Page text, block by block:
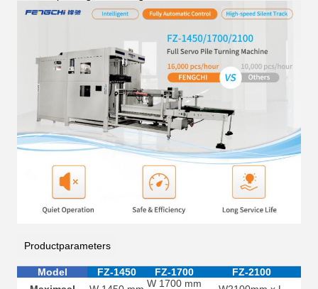
Productparameters
Model FZ-1450 FZ-1700
FZ-2100
W 1700 mm